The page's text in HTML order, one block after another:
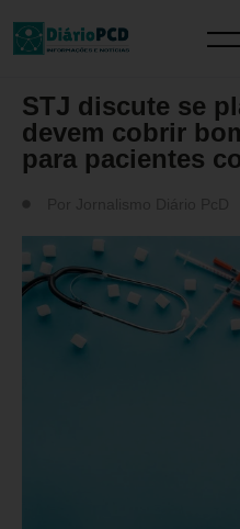
STJ discute se
devem cobrir
para pacientes